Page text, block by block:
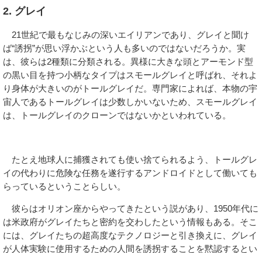
2. グレイ
21世紀で最もなじみの深いエイリアンであり、グレイと聞け
ば“誘拐”が思い浮かぶという人も多いのではないだろうか。実
は、彼らは2種類に分類される。異様に大きな頭とアーモンド型
の黒い目を持つ小柄なタイプはスモールグレイと呼ばれ、それよ
り身体が大きいのがトールグレイだ。専門家によれば、本物の宇
宙人であるトールグレイは少数しかいないため、スモールグレイ
は、トールグレイのクローンではないかといわれている。
たとえ地球人に捕獲されても使い捨てられるよう、トールグレ
イの代わりに危険な任務を遂行するアンドロイドとして働いても
らっているということらしい。
彼らはオリオン座からやってきたという説があり、1950年代に
は米政府がグレイたちと密約を交わしたという情報もある。そこ
には、グレイたちの超高度なテクノロジーと引き換えに、グレイ
が人体実験に使用するための人間を誘拐することを黙認するとい